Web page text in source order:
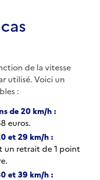
de la vitesse
utilisé. Voici un
:
de 20 km/h :
euros.
et 29 km/h :
un retrait de 1 point
et 39 km/h :